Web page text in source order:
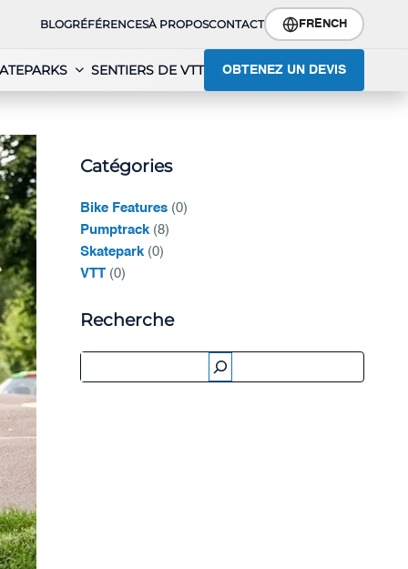
BLOGRÉFÉRENCESÀ PROPOSCONTACT FRENCH
SENTIERS DE VTT OBTENEZ UN DEVIS
Catégories
Bike Features (0)
Pumptrack (8)
Skatepark (0)
VTT
(0)
Recherche